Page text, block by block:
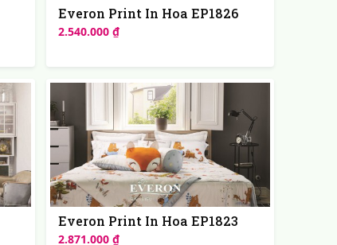
Everon Print In Hoa EP1826
2.540.000 ₫
Everon Print In Hoa EP1823
2.871.000 ₫